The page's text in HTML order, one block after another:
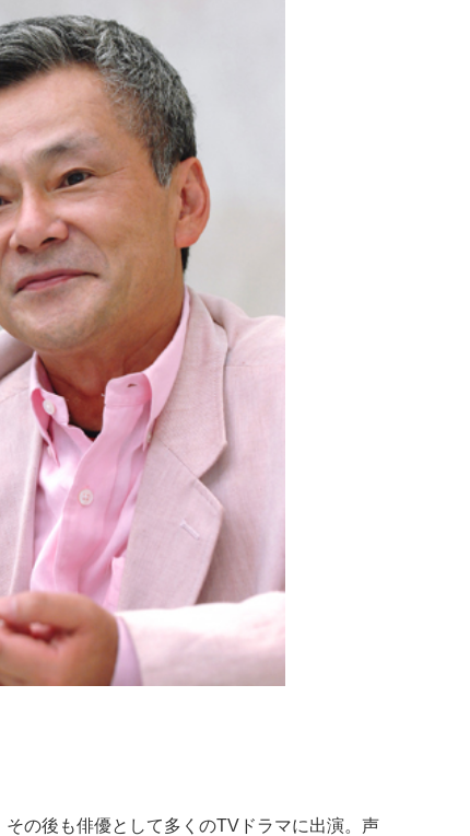
の後も俳優として多くのTVドラマに出演。声